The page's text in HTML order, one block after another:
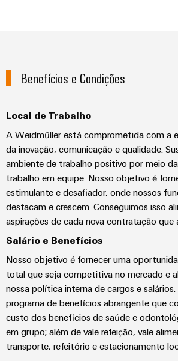
produtos
de
dados
-
eficientes,
confiáveis,
escaláveis
Construção
naval
Soluções
de
abrangentes
para
o
setor
marítimo
Energia
eólica
quadros
de
Medição
inteligente
Soluções
para
o
local
de
trabalho
Weidmüller
Configurator
soluções
migração
Interfaces
de
serviço
Caixas
de
Sistemas
eletrônicos
Módulos
de
relés
Suporte
técnico
Conformidade
com
produtos
ambientais
PSIRT
Dados
de
engenharia
Catálogos
de
produtos
técnicos
Buscar
Distribuidor
VISÃO
GERAL
Imprensa
da
empresa
Nossos
parceiros
Distribuição
IIoT
e
rede
de
parceiros
de
automação
Benefícios e Condições
Local de Trabalho
A Weidmüller está comprometida com a
da inovação, comunicação e qualidade.
ambiente de trabalho positivo por meio
trabalho em equipe. Nosso objetivo é
estimulante e desafiador, onde nossos
destacam e crescem. Conseguimos isso
aspirações de cada nova contratação que
Salário e Benefícios
Nosso objetivo é fornecer uma
total que seja competitiva no mercado e
nossa política interna de cargos e
programa de benefícios abrangente que
custo dos benefícios de saúde e
em grupo; além de vale refeição, vale
transporte, refeitório e estacionamento